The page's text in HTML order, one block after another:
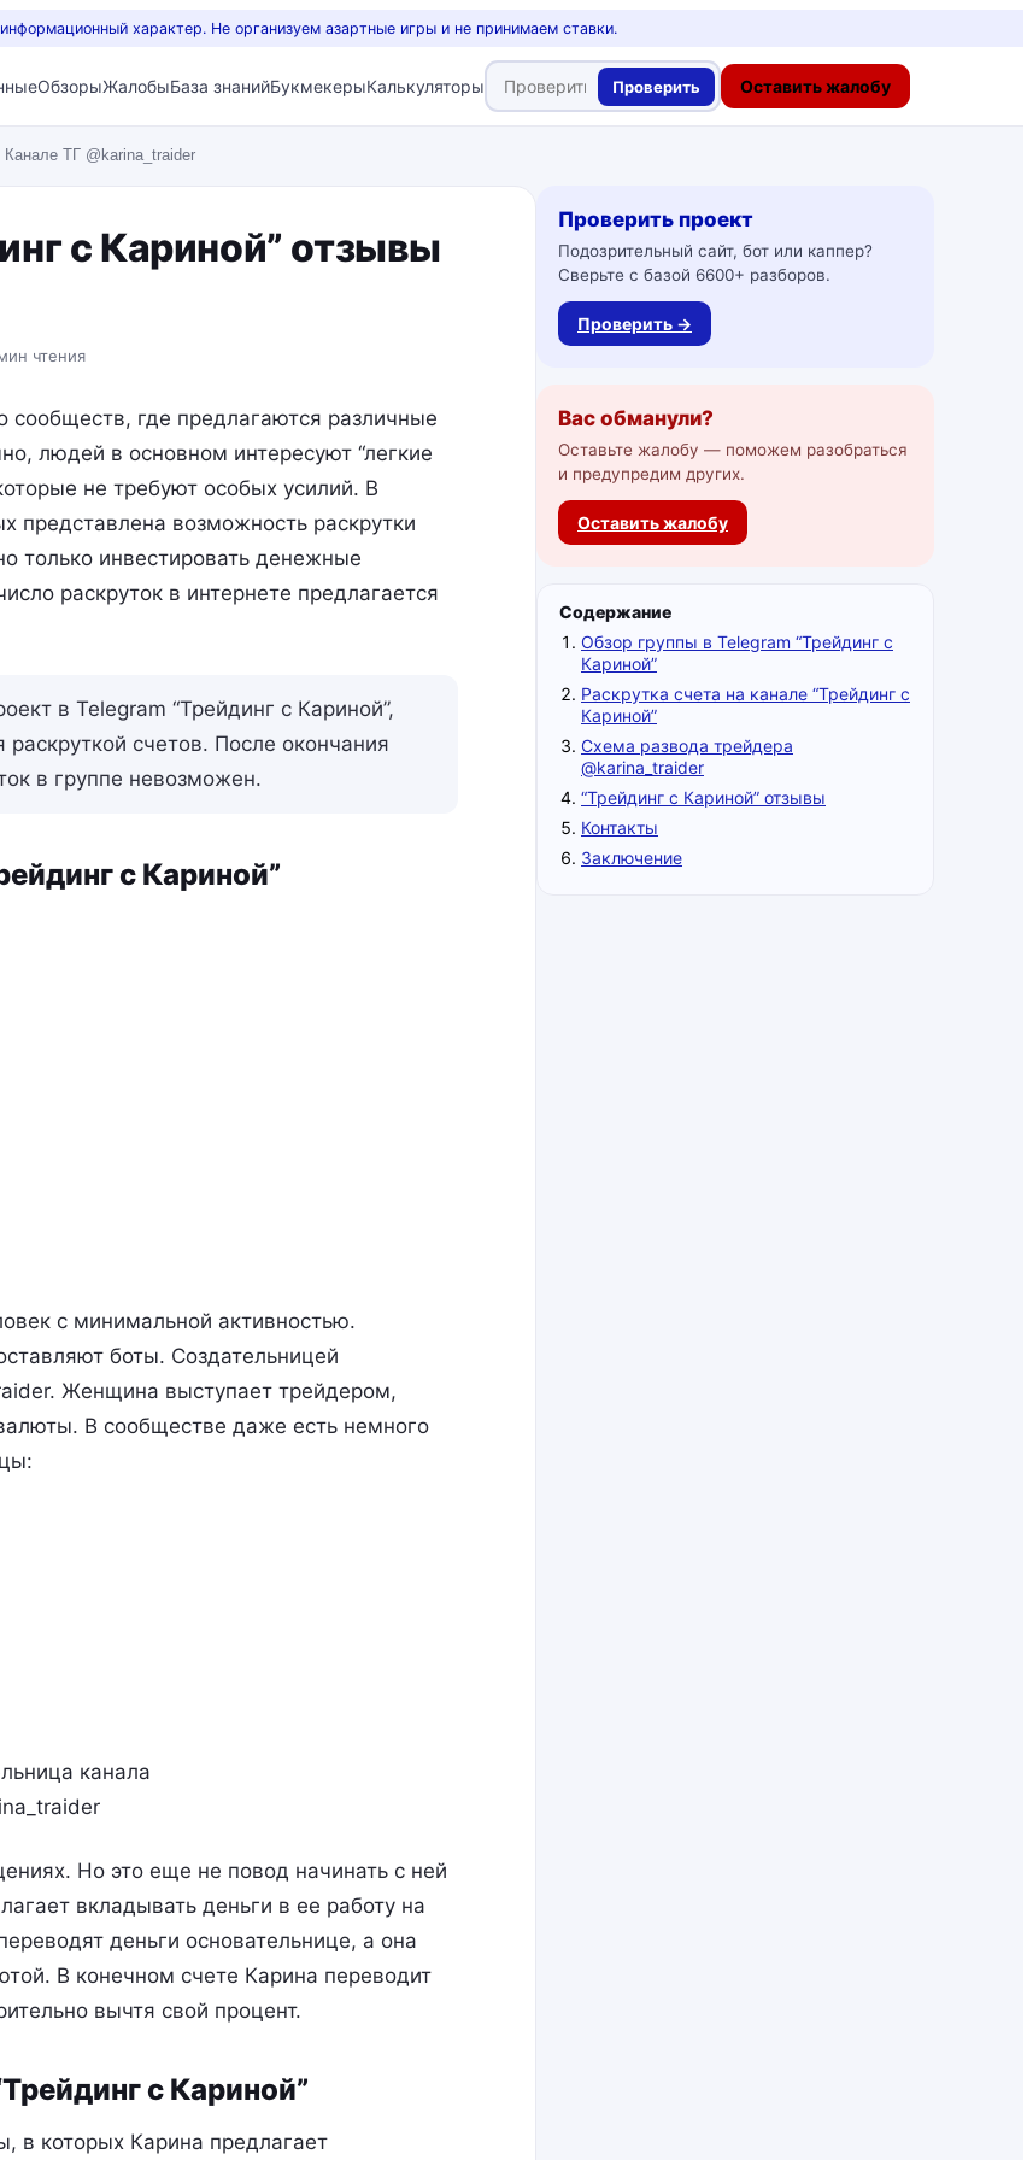
характер. Не организуем азартные игры и не принимаем ставки.
ОбзорыЖалобыБаза знанийБукмекерыКалькуляторы Проверить Оставить жалобу
ТГ @karina_traider
с Кариной” отзывы
чтения
сообществ, где предлагаются различные
людей в основном интересуют “легкие
не требуют особых усилий. В
представлена возможность раскрутки
только инвестировать денежные
раскруток в интернете предлагается
в Telegram “Трейдинг с Кариной”,
раскруткой счетов. После окончания
в группе невозможен.
с Кариной”
с минимальной активностью.
боты. Создательницей
Женщина выступает трейдером,
В сообществе даже есть немного
канала
Но это еще не повод начинать с ней
вкладывать деньги в ее работу на
деньги основательнице, а она
В конечном счете Карина переводит
вычтя свой процент.
с Кариной”
в которых Карина предлагает
Проверить проект
Подозрительный сайт, бот или каппер?
Сверьте с базой 6600+ разборов.
Проверить →
Вас обманули?
Оставьте жалобу — поможем разобраться
и предупредим других.
Оставить жалобу
Содержание
Обзор группы в Telegram “Трейдинг с
Кариной”
Раскрутка счета на канале “Трейдинг с
Кариной”
Схема развода трейдера
@karina_traider
“Трейдинг с Кариной” отзывы
Контакты
Заключение